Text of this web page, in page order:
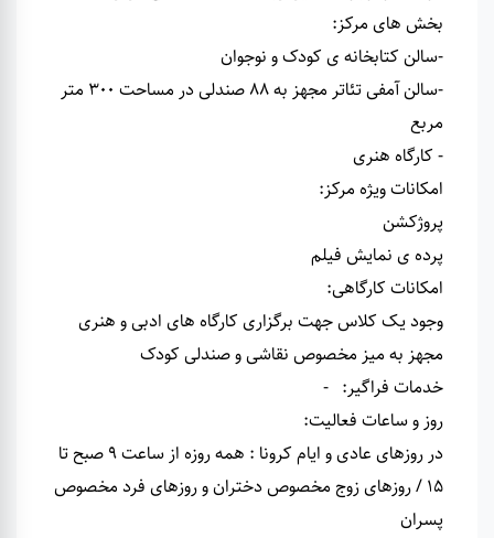
بخش های مرکز:
-سالن کتابخانه ی کودک و نوجوان
-سالن آمفی تئاتر مجهز به 88 صندلی در مساحت 300 متر
مربع
- کارگاه هنری
امکانات ویژه مرکز:
پروژکشن
پرده ی نمایش فیلم
امکانات کارگاهی:
وجود یک کلاس جهت برگزاری کارگاه های ادبی و هنری
مجهز به میز مخصوص نقاشی و صندلی کودک
خدمات فراگیر:
-
روز و ساعات فعالیت:
در روزهای عادی و ایام کرونا : همه روزه از ساعت 9 صبح تا
15 / روزهای زوج مخصوص دختران و روزهای فرد مخصوص
پسران